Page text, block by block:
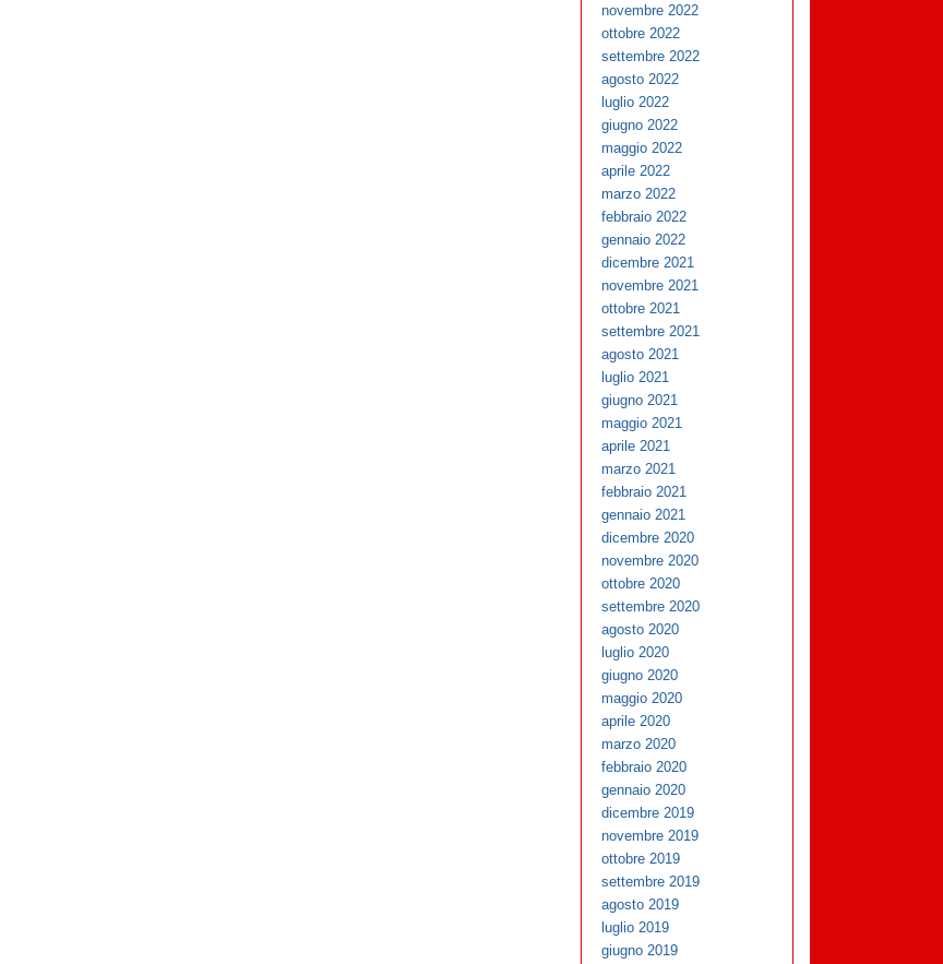
novembre 2022
ottobre 2022
settembre 2022
agosto 2022
luglio 2022
giugno 2022
maggio 2022
aprile 2022
marzo 2022
febbraio 2022
gennaio 2022
dicembre 2021
novembre 2021
ottobre 2021
settembre 2021
agosto 2021
luglio 2021
giugno 2021
maggio 2021
aprile 2021
marzo 2021
febbraio 2021
gennaio 2021
dicembre 2020
novembre 2020
ottobre 2020
settembre 2020
agosto 2020
luglio 2020
giugno 2020
maggio 2020
aprile 2020
marzo 2020
febbraio 2020
gennaio 2020
dicembre 2019
novembre 2019
ottobre 2019
settembre 2019
agosto 2019
luglio 2019
giugno 2019